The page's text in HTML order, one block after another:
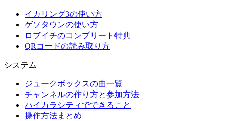
イカリング3の使い方
ゲソタウンの使い方
ロブイチのコンプリート特典
QRコードの読み取り方
システム
ジュークボックスの曲一覧
チャンネルの作り方と参加方法
ハイカラシティでできること
操作方法まとめ